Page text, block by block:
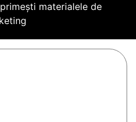
materialele de